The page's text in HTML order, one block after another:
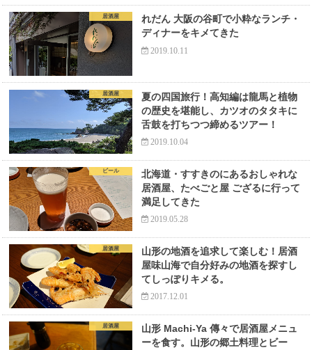
居酒屋
れだん 大阪の谷町で小粋なランチ・
ディナーをキメてきた
2019.10.11
居酒屋
夏の四国旅行！高知編は龍馬と植物
の歴史を堪能し、カツオのタタキに
舌鼓を打ちつつ締めるツアー！
2019.10.04
ビール
北海道・すすきのにあるおしゃれな
居酒屋、たべごと屋 ござるに行って
満足してきた
2019.05.28
居酒屋
山形の地酒を追求して楽しむ！居酒
屋味山海で自分好みの地酒を探すし
てしっぽりキメる。
2017.12.01
居酒屋
山形 Machi-Ya 傳々で居酒屋メニュ
ーを食す。山形の郷土料理とビー